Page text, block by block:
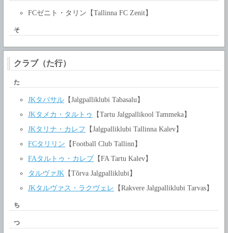
FCゼニト・タリン【Tallinna FC Zenit】
そ
クラブ（た行）
た
JKタバサル 【Jalgpalliklubi Tabasalu】
JKタメカ・タルトゥ
【Tartu Jalgpallikool Tammeka】
JKタリナ・カレフ 【Jalgpalliklubi Tallinna Kalev】
FCタリリン 【Football Club Tallinn】
FAタルトゥ・カレブ 【FA Tartu Kalev】
タルヴァJK 【Tõrva Jalgpalliklubi】
JKタルヴァス・ラクヴェレ
【Rakvere Jalgpalliklubi Tarvas】
ち
つ